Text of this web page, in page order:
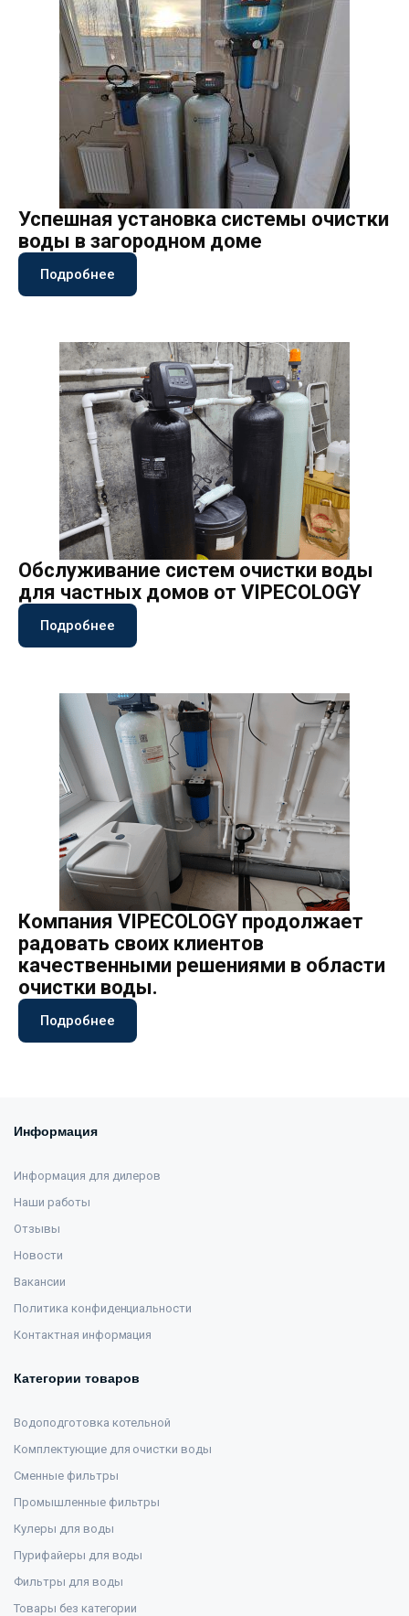
Успешная установка системы очистки
воды в загородном доме
Подробнее
Обслуживание систем очистки воды
для частных домов от VIPECOLOGY
Подробнее
Компания VIPECOLOGY продолжает
радовать своих клиентов
качественными решениями в области
очистки воды.
Подробнее
Информация
Информация для дилеров
Наши работы
Отзывы
Новости
Вакансии
Политика конфиденциальности
Контактная информация
Категории товаров
Водоподготовка котельной
Комплектующие для очистки воды
Сменные фильтры
Промышленные фильтры
Кулеры для воды
Пурифайеры для воды
Фильтры для воды
Товары без категории